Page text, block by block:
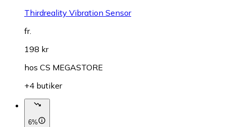
Thirdreality Vibration Sensor
fr.
198 kr
hos CS MEGASTORE
+4 butiker
6%